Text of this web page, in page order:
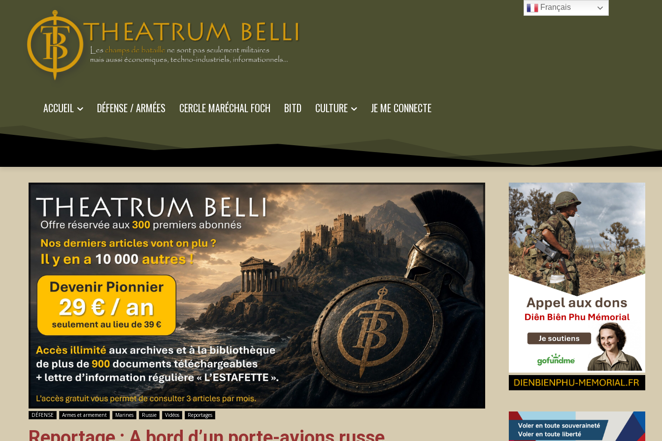
ACCUEIL DÉFENSE / ARMÉES CERCLE MARÉCHAL FOCH BITD CULTURE JE ME CONNECTE
DÉFENSE Armes et armement Marines Russie Vidéos Reportages
Français